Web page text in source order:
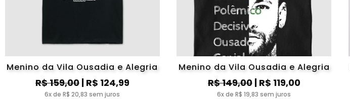
Menino da Vila Ousadia e Alegria
R$ 159,00| R$ 124,99
6x de R$ 20,83 sem juros
Menino da Vila Ousadia e Alegria
R$ 149,00| R$ 119,00
6x de R$ 19,83 sem juros